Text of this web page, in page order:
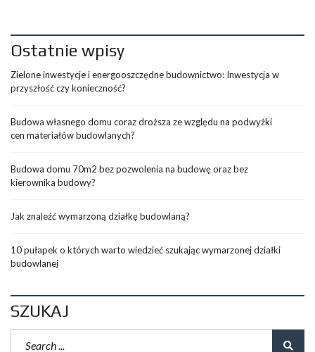
Ostatnie wpisy
Zielone inwestycje i energooszczędne budownictwo: Inwestycja w
przyszłość czy konieczność?
Budowa własnego domu coraz droższa ze względu na podwyżki
cen materiałów budowlanych?
Budowa domu 70m2 bez pozwolenia na budowę oraz bez
kierownika budowy?
Jak znaleźć wymarzoną działkę budowlaną?
10 pułapek o których warto wiedzieć szukając wymarzonej działki
budowlanej
SZUKAJ